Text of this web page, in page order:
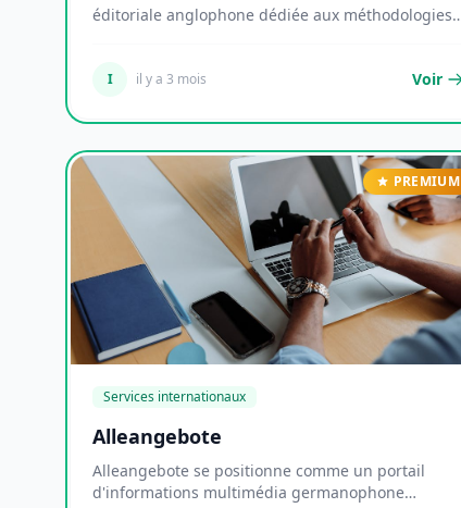
éditoriale anglophone dédiée aux méthodologies
I il y a 3 mois Voir
PREMIUM
Services internationaux
Alleangebote
Alleangebote se positionne comme un portail
d'informations multimédia germanophone